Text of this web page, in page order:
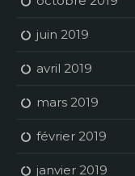
juin 2019
avril 2019
mars 2019
février 2019
janvier 2019